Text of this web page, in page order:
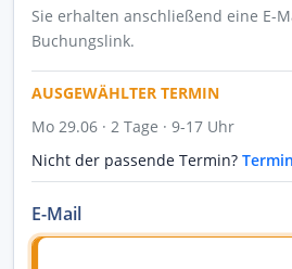
Sie erhalten anschließend eine E-
Buchungslink.
AUSGEWÄHLTER TERMIN
Mo 29.06 · 2 Tage · 9-17 Uhr
Nicht der passende Termin?
E-Mail